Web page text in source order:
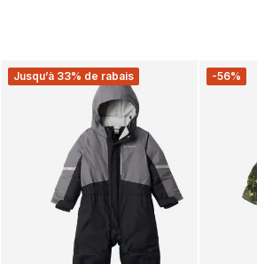
Jusqu’à 33% de rabais -56%